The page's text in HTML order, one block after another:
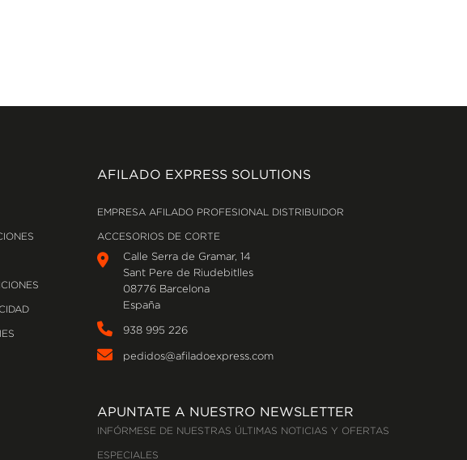
AFILADO EXPRESS SOLUTIONS
EMPRESA AFILADO PROFESIONAL DISTRIBUIDOR
ACCESORIOS DE CORTE
Calle Serra de Gramar, 14
Sant Pere de Riudebitlles
08776 Barcelona
España
938 995 226
pedidos@afiladoexpress.com
APUNTATE A NUESTRO NEWSLETTER
INFÓRMESE DE NUESTRAS ÚLTIMAS NOTICIAS Y OFERTAS
ESPECIALES